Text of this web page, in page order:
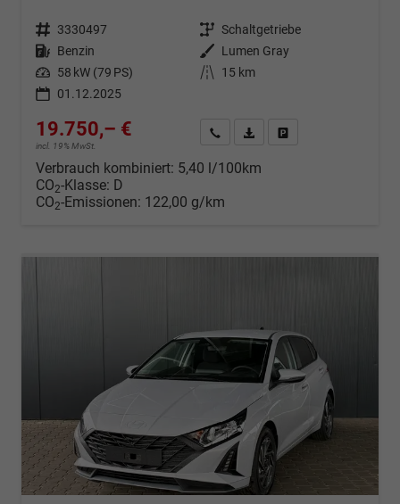
Fahrzeugnr. 3330497 Getriebe Schaltgetriebe
Kraftstoff Benzin Außenfarbe
Lumen Gray
Leistung 58 kW (79 PS) Kilometerstand
15 km
01.12.2025
19.750,– €
incl. 19% MwSt.
Wir rufen Sie anFahrzeugexposé (PDF)
Verbrauch kombiniert: 5,40 l/100km
CO2-Klasse: D
CO2-Emissionen: 122,00 g/km